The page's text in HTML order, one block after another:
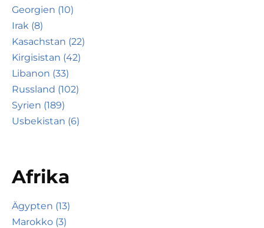
Georgien (10)
Irak (8)
Kasachstan (22)
Kirgisistan (42)
Libanon (33)
Russland (102)
Syrien (189)
Usbekistan (6)
Afrika
Ägypten (13)
Marokko (3)